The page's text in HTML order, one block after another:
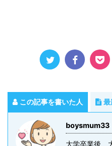
この記事を書いた人 最
boysmum33
大学卒業後、